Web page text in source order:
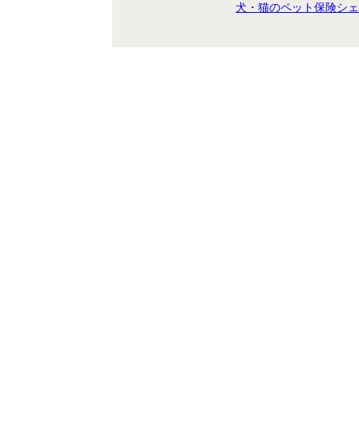
犬・猫のペット保険シ